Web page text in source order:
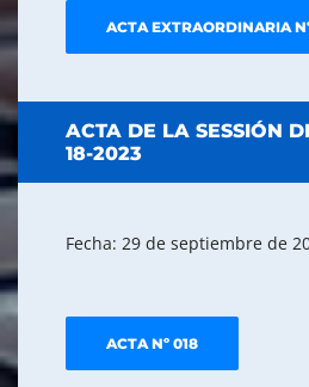
ACTA EXTRAORDINARIA
ACTA DE LA SESSIÓN
18-2023
Fecha: 29 de septiembre de
ACTA Nº 018